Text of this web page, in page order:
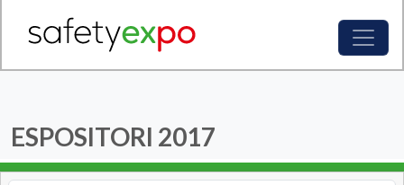
ESPOSITORI 2017